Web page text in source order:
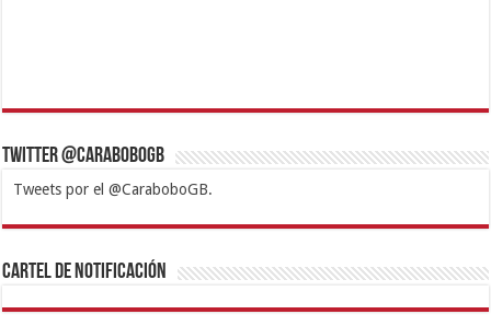
Twitter @CaraboboGB
Tweets por el @CaraboboGB.
1xbetBetturkeyBetistKralbetSupertotobetTipobetMatadorbetMariobet
https://mvbcasino.com/
Cartel de Notificación